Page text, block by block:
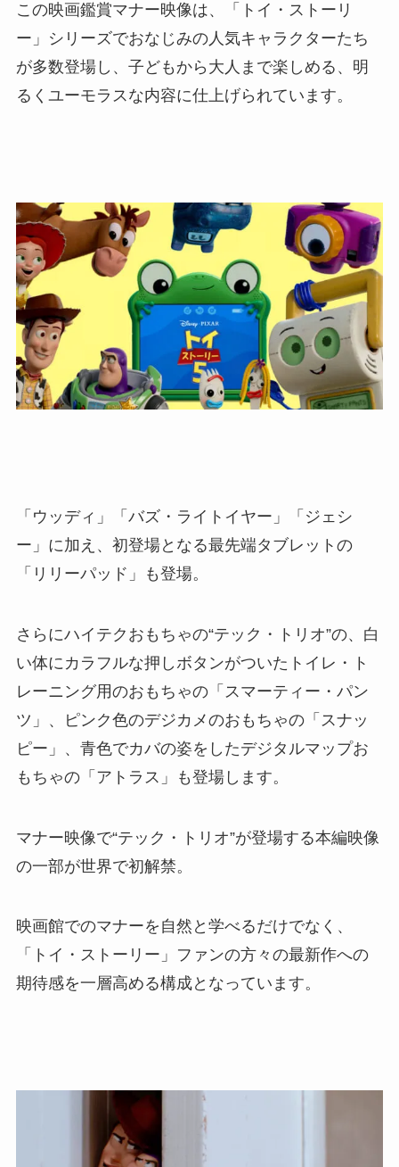
この映画鑑賞マナー映像は、「トイ・ストーリ
ー」シリーズでおなじみの人気キャラクターたち
が多数登場し、子どもから大人まで楽しめる、明
るくユーモラスな内容に仕上げられています。
「ウッディ」「バズ・ライトイヤー」「ジェシ
ー」に加え、初登場となる最先端タブレットの
「リリーパッド」も登場。
さらにハイテクおもちゃの“テック・トリオ”の、白
い体にカラフルな押しボタンがついたトイレ・ト
レーニング用のおもちゃの「スマーティー・パン
ツ」、ピンク色のデジカメのおもちゃの「スナッ
ピー」、青色でカバの姿をしたデジタルマップお
もちゃの「アトラス」も登場します。
マナー映像で“テック・トリオ”が登場する本編映像
の一部が世界で初解禁。
映画館でのマナーを自然と学べるだけでなく、
「トイ・ストーリー」ファンの方々の最新作への
期待感を一層高める構成となっています。